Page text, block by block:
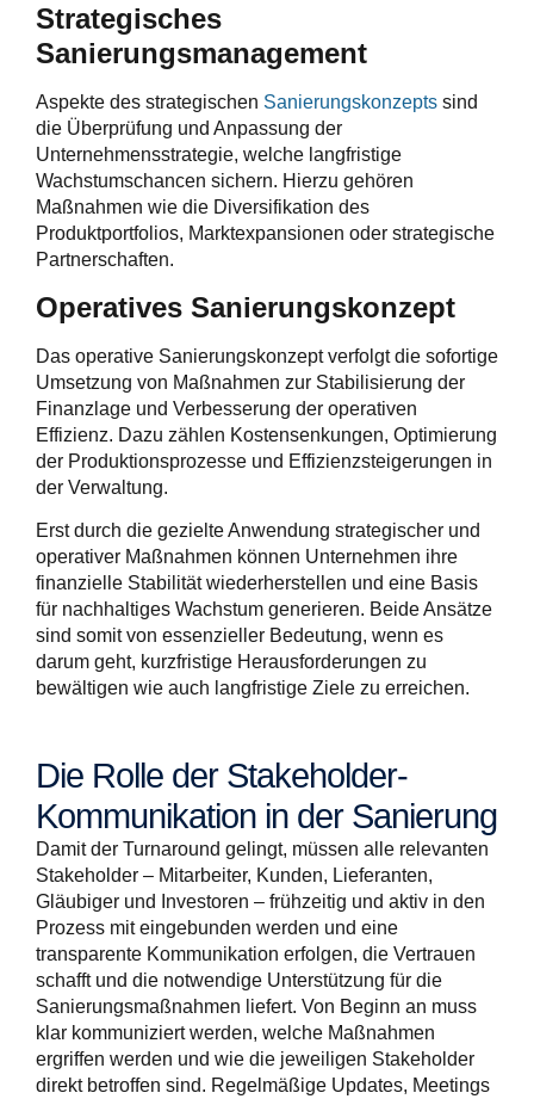
Strategisches
Sanierungsmanagement
Aspekte des strategischen Sanierungskonzepts sind
die Überprüfung und Anpassung der
Unternehmensstrategie, welche langfristige
Wachstumschancen sichern. Hierzu gehören
Maßnahmen wie die Diversifikation des
Produktportfolios, Marktexpansionen oder strategische
Partnerschaften.
Operatives Sanierungskonzept
Das operative Sanierungskonzept verfolgt die sofortige
Umsetzung von Maßnahmen zur Stabilisierung der
Finanzlage und Verbesserung der operativen
Effizienz. Dazu zählen Kostensenkungen, Optimierung
der Produktionsprozesse und Effizienzsteigerungen in
der Verwaltung.
Erst durch die gezielte Anwendung strategischer und
operativer Maßnahmen können Unternehmen ihre
finanzielle Stabilität wiederherstellen und eine Basis
für nachhaltiges Wachstum generieren. Beide Ansätze
sind somit von essenzieller Bedeutung, wenn es
darum geht, kurzfristige Herausforderungen zu
bewältigen wie auch langfristige Ziele zu erreichen.
Die Rolle der Stakeholder-
Kommunikation in der Sanierung
Damit der Turnaround gelingt, müssen alle relevanten
Stakeholder – Mitarbeiter, Kunden, Lieferanten,
Gläubiger und Investoren – frühzeitig und aktiv in den
Prozess mit eingebunden werden und eine
transparente Kommunikation erfolgen, die Vertrauen
schafft und die notwendige Unterstützung für die
Sanierungsmaßnahmen liefert. Von Beginn an muss
klar kommuniziert werden, welche Maßnahmen
ergriffen werden und wie die jeweiligen Stakeholder
direkt betroffen sind. Regelmäßige Updates, Meetings